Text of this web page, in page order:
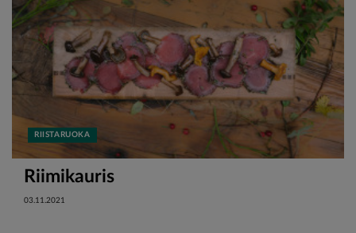
RIISTARUOKA
Riimikauris
03.11.2021